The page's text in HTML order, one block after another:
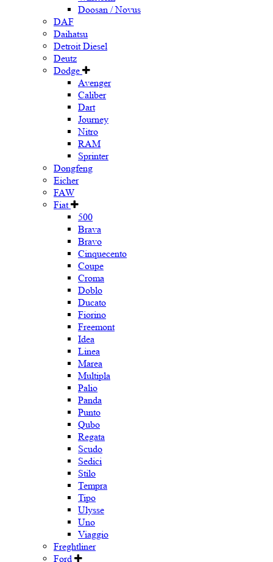
Doosan / Novus
DAF
Daihatsu
Detroit Diesel
Deutz
Dodge
Avenger
Caliber
Dart
Journey
Nitro
RAM
Sprinter
Dongfeng
Eicher
FAW
Fiat
500
Brava
Bravo
Cinquecento
Coupe
Croma
Doblo
Ducato
Fiorino
Freemont
Idea
Linea
Marea
Multipla
Palio
Panda
Punto
Qubo
Regata
Scudo
Sedici
Stilo
Tempra
Tipo
Ulysse
Uno
Viaggio
Freghtliner
Ford